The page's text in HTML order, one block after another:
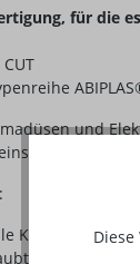
für die
und
auch
Kühlung
einen